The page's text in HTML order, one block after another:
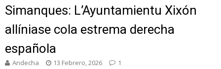
Simanques: L’Ayuntamientu Xixón
allíniase cola estrema derecha
española
Andecha 13 Febrero, 2026 1